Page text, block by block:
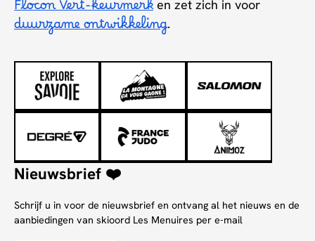
Flocon Vert-keurmerk en zet zich in voor
duurzame ontwikkeling.
Nieuwsbrief ❤️
Schrijf u in voor de nieuwsbrief en ontvang al het nieuws en de
aanbiedingen van skioord Les Menuires per e-mail